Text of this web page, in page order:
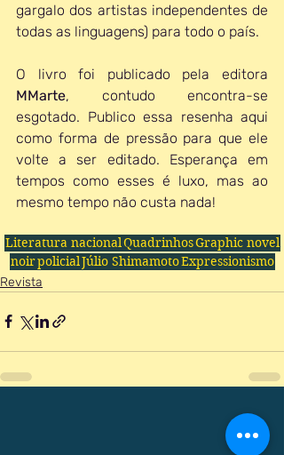
gargalo dos artistas independentes de
todas as linguagens) para todo o país.
MMarte, contudo encontra-se
esgotado. Publico essa resenha aqui
como forma de pressão para que ele
volte a ser editado. Esperança em
tempos como esses é luxo, mas ao
mesmo tempo não custa nada!
Literatura nacionalQuadrinhosGraphic novel
noirpolicialJúlio ShimamotoExpressionismo
Revista